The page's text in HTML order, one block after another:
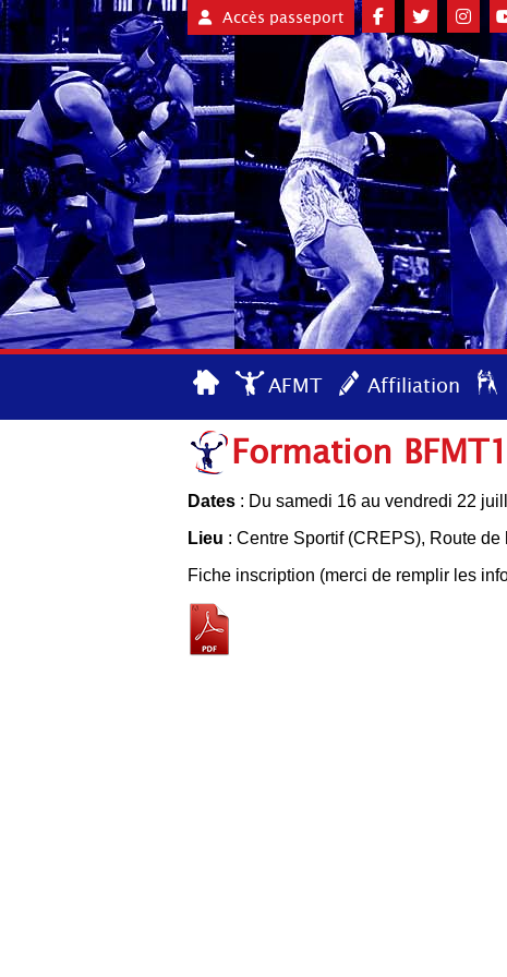
Accès passeport
AFMT Affiliation
Formation
Dates : Du samedi 16 au vendredi 22
Lieu : Centre Sportif (CREPS), Route
Fiche inscription (merci de remplir les